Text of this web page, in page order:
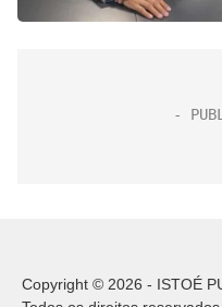
Copyright © 2026 - ISTOÉ